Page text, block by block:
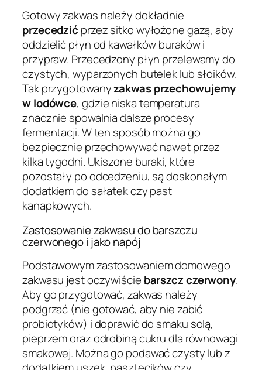
Gotowy zakwas należy dokładnie
przecedzić przez sitko wyłożone gazą, aby
oddzielić płyn od kawałków buraków i
przypraw. Przecedzony płyn przelewamy do
czystych, wyparzonych butelek lub słoików.
Tak przygotowanyzakwas przechowujemy
w lodówce, gdzie niska temperatura
znacznie spowalnia dalsze procesy
fermentacji. W ten sposób można go
bezpiecznie przechowywać nawet przez
kilka tygodni. Ukiszone buraki, które
pozostały po odcedzeniu, są doskonałym
dodatkiem do sałatek czy past
kanapkowych.
Zastosowanie zakwasu do barszczu
czerwonego i jako napój
Podstawowym zastosowaniem domowego
zakwasu jest oczywiście barszcz czerwony.
Aby go przygotować, zakwas należy
podgrzać (nie gotować, aby nie zabić
probiotyków) i doprawić do smaku solą,
pieprzem oraz odrobiną cukru dla równowagi
smakowej. Można go podawać czysty lub z